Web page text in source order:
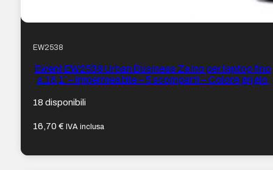
EW2538
Ewent EW2538 Urban Business Zaino per laptop fino
a 16,1″ – Impermeabile – 5 scomparti – Colore grigio
18 disponibili
16,70€ IVA inclusa